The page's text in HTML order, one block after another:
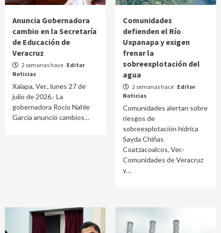
Anuncia Gobernadora
cambio en la Secretaría
de Educación de
Veracruz
2 semanas hace Editor
Noticias
Xalapa, Ver., lunes 27 de
julio de 2026.- La
gobernadora Rocío Nahle
García anunció cambios…
Comunidades
defienden el Río
Uxpanapa y exigen
frenar la
sobreexplotación del
agua
2 semanas hace Editor
Noticias
Comunidades alertan sobre
riesgos de
sobreexplotación hídrica
Sayda Chiñas
Coatzacoalcos, Ver.-
Comunidades de Veracruz
y…